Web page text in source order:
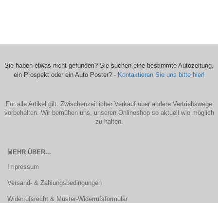
Sie haben etwas nicht gefunden? Sie suchen eine bestimmte Autozeitung,
ein Prospekt oder ein Auto Poster? - Kontaktieren Sie uns bitte hier!
Für alle Artikel gilt: Zwischenzeitlicher Verkauf über andere Vertriebswege
vorbehalten. Wir bemühen uns, unseren Onlineshop so aktuell wie möglich
zu halten.
MEHR ÜBER...
Impressum
Versand- & Zahlungsbedingungen
Widerrufsrecht & Muster-Widerrufsformular